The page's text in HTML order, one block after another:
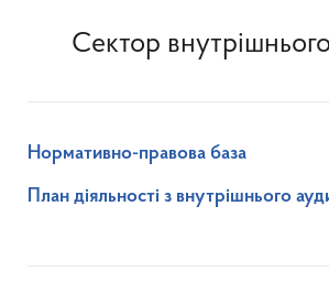
Сектор
Нормативно-правова база
План діяльності з внутрішнього